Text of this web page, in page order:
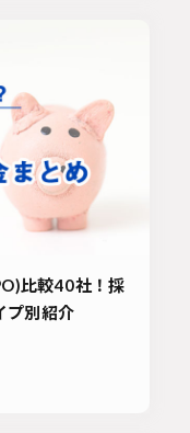
比較40社！採
プ別紹介